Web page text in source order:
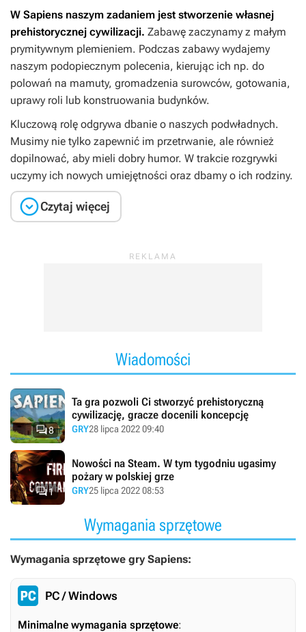
W Sapiens naszym zadaniem jest stworzenie własnej
prehistorycznej cywilizacji. Zabawę zaczynamy z małym
prymitywnym plemieniem. Podczas zabawy wydajemy
naszym podopiecznym polecenia, kierując ich np. do
polowań na mamuty, gromadzenia surowców, gotowania,
uprawy roli lub konstruowania budynków.
Kluczową rolę odgrywa dbanie o naszych podwładnych.
Musimy nie tylko zapewnić im przetrwanie, ale również
dopilnować, aby mieli dobry humor. W trakcie rozgrywki
uczymy ich nowych umiejętności oraz dbamy o ich rodziny.
Czytaj więcej
Wiadomości
8
Ta gra pozwoli Ci stworzyć prehistoryczną
cywilizację, gracze docenili koncepcję
GRY28 lipca 2022 09:40
1
Nowości na Steam. W tym tygodniu ugasimy
pożary w polskiej grze
GRY25 lipca 2022 08:53
Wymagania sprzętowe
Wymagania sprzętowe gry Sapiens:
PC / Windows
Minimalne wymagania sprzętowe: